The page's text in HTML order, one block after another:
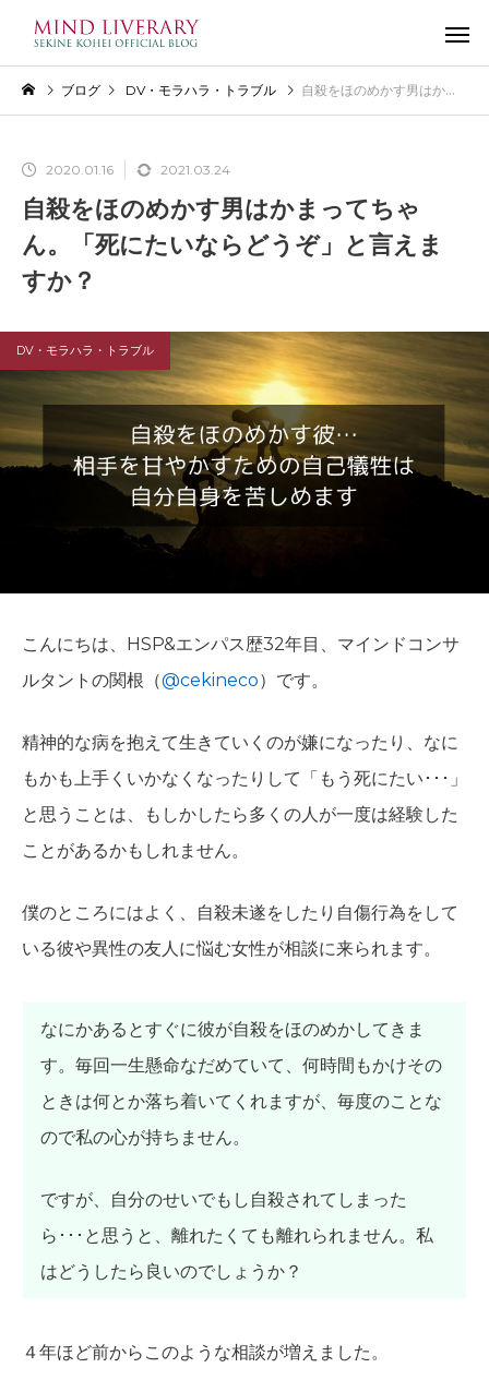
ブログ DV・モラハラ・トラブル 自殺をほのめかす男はかまっ
2020.01.16 2021.03.24
自殺をほのめかす男はかまってちゃ
ん。「死にたいならどうぞ」と言えま
すか？
DV・モラハラ・トラブル
こんにちは、HSP&エンパス歴32年目、マインドコンサ
ルタントの関根（@cekineco）です。
精神的な病を抱えて生きていくのが嫌になったり、なに
もかも上手くいかなくなったりして「もう死にたい･･･」
と思うことは、もしかしたら多くの人が一度は経験した
ことがあるかもしれません。
僕のところにはよく、自殺未遂をしたり自傷行為をして
いる彼や異性の友人に悩む女性が相談に来られます。
なにかあるとすぐに彼が自殺をほのめかしてきま
す。毎回一生懸命なだめていて、何時間もかけその
ときは何とか落ち着いてくれますが、毎度のことな
ので私の心が持ちません。
ですが、自分のせいでもし自殺されてしまった
ら･･･と思うと、離れたくても離れられません。私
はどうしたら良いのでしょうか？
４年ほど前からこのような相談が増えました。